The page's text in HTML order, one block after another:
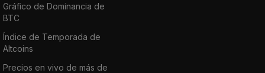
Gráfico de Dominancia de
BTC
Índice de Temporada de
Altcoins
Precios en vivo de más de